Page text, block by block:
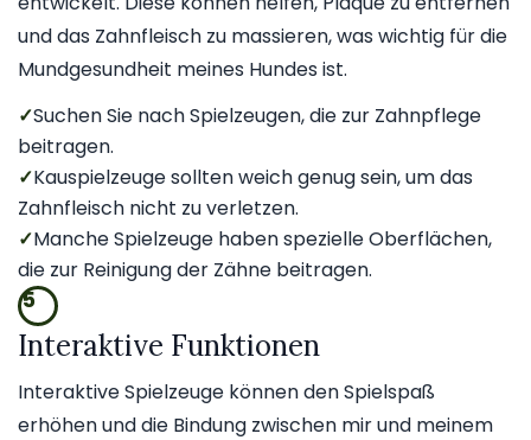
und das Zahnfleisch zu massieren, was wichtig für die
Mundgesundheit meines Hundes ist.
✓Suchen Sie nach Spielzeugen, die zur Zahnpflege
beitragen.
✓Kauspielzeuge sollten weich genug sein, um das
Zahnfleisch nicht zu verletzen.
✓Manche Spielzeuge haben spezielle Oberflächen,
die zur Reinigung der Zähne beitragen.
5
Interaktive Funktionen
Interaktive Spielzeuge können den Spielspaß
erhöhen und die Bindung zwischen mir und meinem